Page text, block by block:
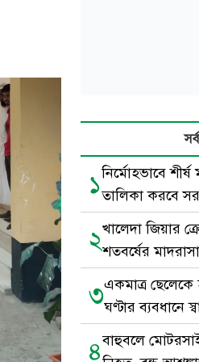
১নির্মোহভাবে
তালিকা করবে
২খালেদা জিয়ার
শতবর্ষের মাদরাসা
৩একমাত্র
ঘণ্টার ব্যবধানে
৪বাহুবলে